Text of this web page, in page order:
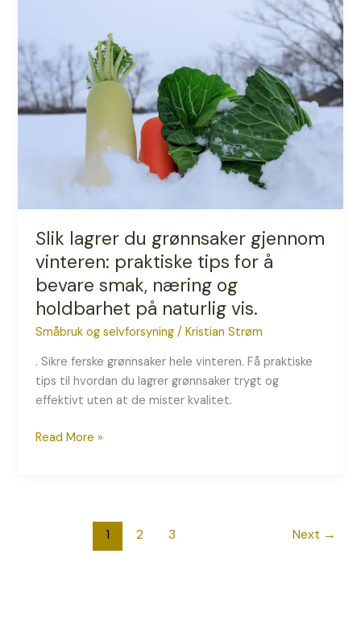
Slik lagrer du grønnsaker gjennom
vinteren: praktiske tips for å
bevare smak, næring og
holdbarhet på naturlig vis.
Småbruk og selvforsyning /Kristian Strøm
. Sikre ferske grønnsaker hele vinteren. Få praktiske
tips til hvordan du lagrer grønnsaker trygt og
effektivt uten at de mister kvalitet.
grønnsaker
gjennom
vinteren:
praktiske
bevare
smak,
og
holdbarhet
på
naturlig
Read More »
1 2 3 Next →